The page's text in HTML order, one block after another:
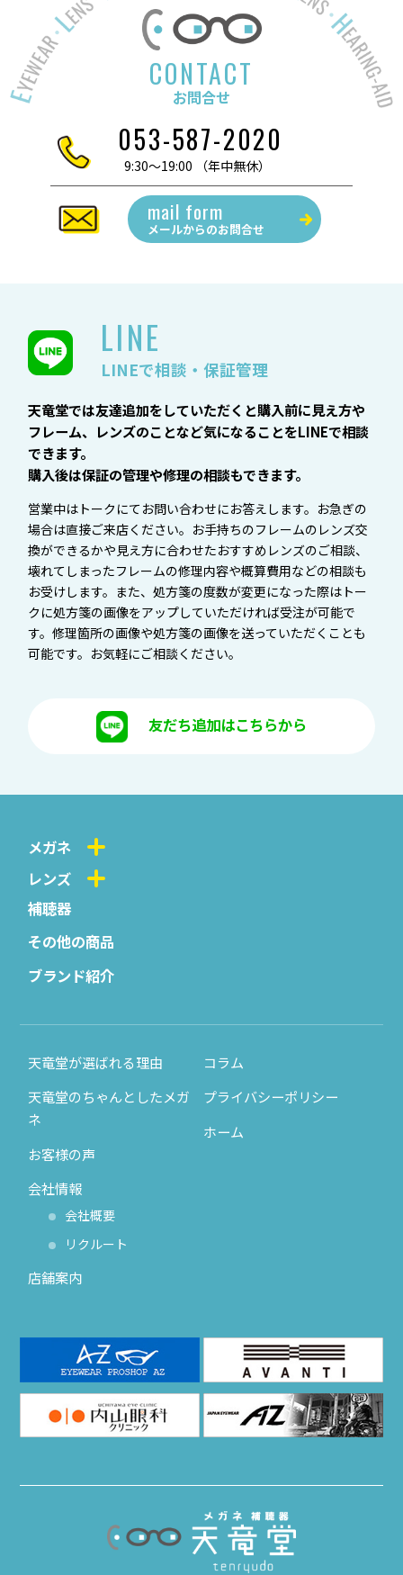
CONTACT
お問合せ
053-587-2020
9:30～19:00 （年中無休）
mail form
メールからのお問合せ
LINE
LINEで相談・保証管理
天竜堂では友達追加をしていただくと購入前に見え方や
フレーム、レンズのことなど気になることをLINEで相談
できます。
購入後は保証の管理や修理の相談もできます。
営業中はトークにてお問い合わせにお答えします。お急ぎの
場合は直接ご来店ください。お手持ちのフレームのレンズ交
換ができるかや見え方に合わせたおすすめレンズのご相談、
壊れてしまったフレームの修理内容や概算費用などの相談も
お受けします。また、処方箋の度数が変更になった際はトー
クに処方箋の画像をアップしていただければ受注が可能で
す。修理箇所の画像や処方箋の画像を送っていただくことも
可能です。お気軽にご相談ください。
友だち追加はこちらから
メガネ
レンズ
補聴器
その他の商品
ブランド紹介
天竜堂が選ばれる理由
天竜堂のちゃんとしたメガ
ネ
お客様の声
会社情報
会社概要
リクルート
店舗案内
コラム
プライバシーポリシー
ホーム